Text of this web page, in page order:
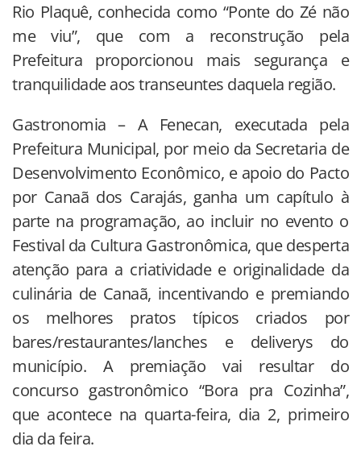
Rio Plaquê, conhecida como “Ponte do Zé não
me viu”, que com a reconstrução pela
Prefeitura proporcionou mais segurança e
tranquilidade aos transeuntes daquela região.
Gastronomia – A Fenecan, executada pela
Prefeitura Municipal, por meio da Secretaria de
Desenvolvimento Econômico, e apoio do Pacto
por Canaã dos Carajás, ganha um capítulo à
parte na programação, ao incluir no evento o
Festival da Cultura Gastronômica, que desperta
atenção para a criatividade e originalidade da
culinária de Canaã, incentivando e premiando
os melhores pratos típicos criados por
bares/restaurantes/lanches e deliverys do
município. A premiação vai resultar do
concurso gastronômico “Bora pra Cozinha”,
que acontece na quarta-feira, dia 2, primeiro
dia da feira.